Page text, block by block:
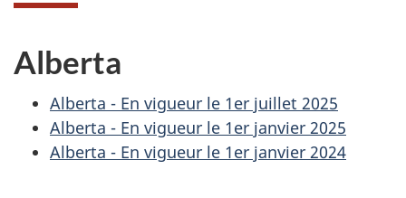
Alberta
Alberta - En vigueur le 1er juillet 2025
Alberta - En vigueur le 1er janvier 2025
Alberta - En vigueur le 1er janvier 2024